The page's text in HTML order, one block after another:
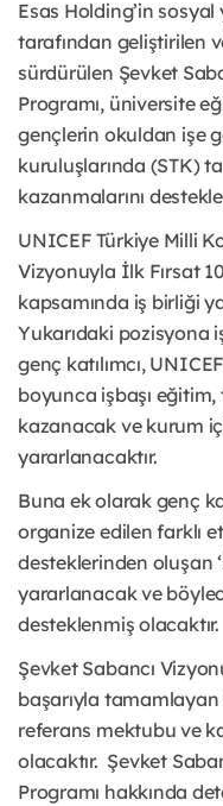
Esas Holding’in sosyal
tarafından geliştirilen
sürdürülen Şevket
Programı, üniversite
gençlerin okuldan işe
kuruluşlarında (STK)
kazanmalarını
UNICEF Türkiye Milli
Vizyonuyla İlk Fırsat
kapsamında iş birliği
Yukarıdaki pozisyona
genç katılımcı,
boyunca işbaşı
kazanacak ve kurum
yararlanacaktır.
Buna ek olarak genç
organize edilen farklı
desteklerinden oluşan
yararlanacak ve
desteklenmiş olacaktır.
Şevket Sabancı
başarıyla tamamlayan
referans mektubu ve
olacaktır. Şevket
Programı hakkında